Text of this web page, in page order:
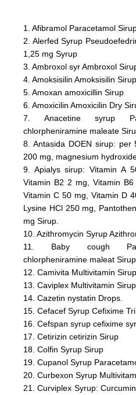
1. Afibramol Paracetamol
2. Alerfed Syrup
1,25 mg Syrup
3. Ambroxol syr Ambroxol
4. Amoksisilin Amoksisilin Sirup
5. Amoxan amoxicillin Sirup
6. Amoxicilin Amoxicilin Dry
7. Anacetine syrup
chlorpheniramine maleate
8. Antasida DOEN sirup: per
200 mg, magnesium
9. Apialys sirup: Vitamin A
Vitamin B2 2 mg, Vitamin
Vitamin C 50 mg, Vitamin D
Lysine HCl 250 mg,
mg Sirup.
10. Azithromycin Syrup
11. Baby cough
chlorpheniramine maleat Sirup.
12. Camivita Multivitamin Sirup.
13. Caviplex Multivitamin Sirup.
14. Cazetin nystatin Drops.
15. Cefacef Syrup Cefixime
16. Cefspan syrup cefixime
17. Cetirizin cetirizin Sirup
18. Colfin Syrup Sirup
19. Cupanol Syrup
20. Curbexon Syrup
21. Curviplex Syrup: